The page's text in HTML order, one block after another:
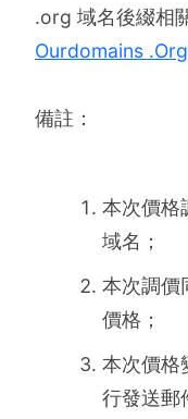
.org 域名後綴相
Ourdomains .Org
備註：
本次價格
域名；
本次調價
價格；
本次價格
行發送郵